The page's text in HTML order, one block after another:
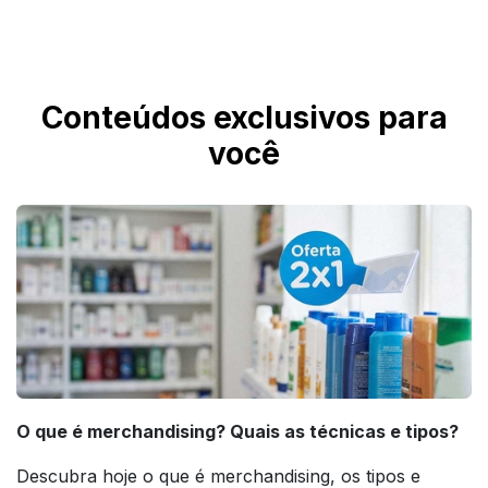
Conteúdos exclusivos para
você
O que é merchandising? Quais as técnicas e tipos?
Descubra hoje o que é merchandising, os tipos e